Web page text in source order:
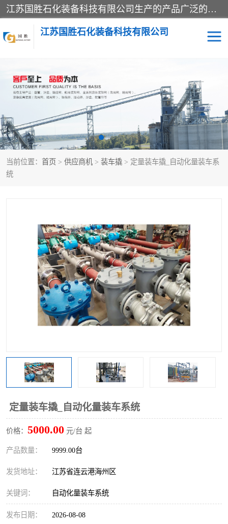
江苏国胜石化装备科技有限公司生产的产品广泛的应用于石油、石化等行业中，产品种类齐全，其中包括装卸鹤管、汽车鹤管、火车鹤管、装车鹤管、卸车鹤管、上装鹤管、下装鹤管、lng鹤管、发油鹤管、液氨鹤管、液化气鹤管等，我们生产的产品质量上乘，价格实惠，服务好，买鹤管就到国胜石化装备！
江苏国胜石化装备科技有限公司
当前位置： 首页 > 供应商机 > 装车撬 > 定量装车撬_自动化量装车系
统
定量装车撬_自动化量装车系统
价格： 5000.00 元/台 起
产品数量： 9999.00台
发货地址： 江苏省连云港海州区
关键词： 自动化量装车系统
发布日期： 2026-08-08
输油臂 鹤管活动梯